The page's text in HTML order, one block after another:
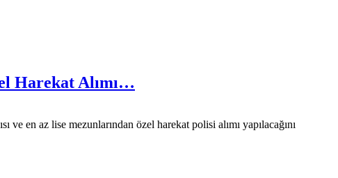
Harekat Alımı…
en az lise mezunlarından özel harekat polisi alımı yapılacağını